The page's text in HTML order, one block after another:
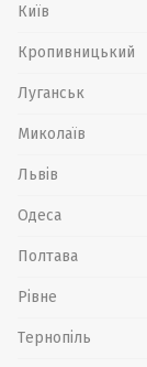
Київ
Кропивницький
Луганськ
Миколаїв
Львів
Одеса
Полтава
Рівне
Тернопіль